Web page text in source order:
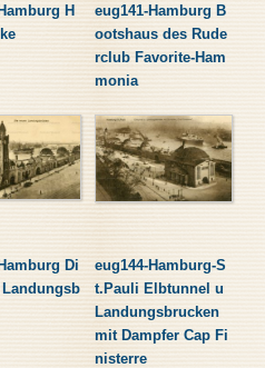
H
eug141-Hamburg B
ootshaus des Rude
rclub Favorite-Ham
monia
Di
eug144-Hamburg-S
t.Pauli Elbtunnel u
Landungsbrucken
mit Dampfer Cap Fi
nisterre